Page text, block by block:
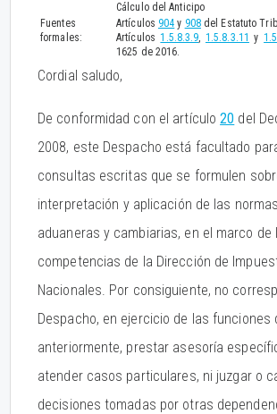
Cálculo del Anticipo
Fuentes
formales:
Artículos 904 y 908del Estatuto
Artículos 1.5.8.3.9, 1.5.8.3.11 y
1625 de 2016.
Cordial saludo,
De conformidad con el artículo20 del
2008, este Despacho está facultado
consultas escritas que se formulen
interpretación y aplicación de las
aduaneras y cambiarias, en el marco de
competencias de la Dirección de
Nacionales. Por consiguiente, no
Despacho, en ejercicio de las funciones
anteriormente, prestar asesoría
atender casos particulares, ni juzgar o
decisiones tomadas por otras